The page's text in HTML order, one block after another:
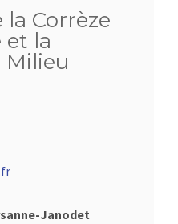
Corrèze
et la
Milieu
Janodet